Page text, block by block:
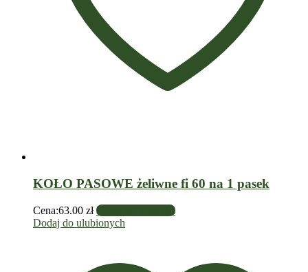
KOŁO PASOWE żeliwne fi 60 na 1 pasek
Cena:63.00 zł Dodaj do koszyka
Dodaj do ulubionych